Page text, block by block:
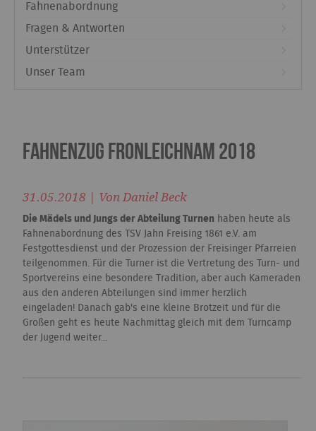
Fahnenabordnung
Fragen & Antworten
Unterstützer
Unser Team
Fahnenzug Fronleichnam 2018
31.05.2018 | Von Daniel Beck
Die Mädels und Jungs der Abteilung Turnen haben heute als
Fahnenabordnung des TSV Jahn Freising 1861 e.V. am
Festgottesdienst und der Prozession der Freisinger Pfarreien
teilgenommen. Für die Turner ist die Vertretung des Turn- und
Sportvereins eine besondere Tradition, aber auch Kameraden
aus den anderen Abteilungen sind immer herzlich
eingeladen! Danach gab's eine kleine Brotzeit und für die
Großen geht es heute Nachmittag gleich mit dem Turncamp
der Jugend weiter...